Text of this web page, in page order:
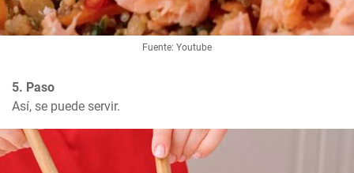
Fuente: Youtube
5. Paso
Así, se puede servir.